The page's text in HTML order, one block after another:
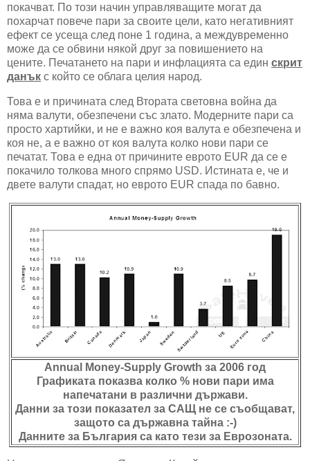
покачват. По този начин управляващите могат да
похарчат повече пари за своите цели, като негативният
ефект се усеща след поне 1 година, а междувременно
може да се обвини някой друг за повишението на
цените. Печатането на пари и инфлацията са един скрит
данък с който се облага целия народ.
Това е и причината след Втората световна война да
няма валути, обезпечени със злато. Модерните пари са
просто хартийки, и не е важно коя валута е обезпечена и
коя не, а е важно от коя валута колко нови пари се
печатат. Това е една от причините еврото EUR да се е
покачило толкова много спрямо USD. Истината е, че и
двете валути спадат, но еврото EUR спада по бавно.
Annual Money-Supply Growth за 2006 год
Графиката показва колко % нови пари има
напечатани в различни държави.
Данни за този показател за САЩ не се съобщават,
защото са държавна тайна :-)
Данните за България са като тези за Еврозоната.